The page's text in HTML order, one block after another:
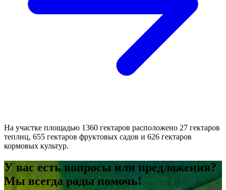
На участке площадью 1360 гектаров расположено 27 гектаров
теплиц, 655 гектаров фруктовых садов и 626 гектаров
кормовых культур.
У вас есть вопросы или предложения?
Мы всегда рады помочь!